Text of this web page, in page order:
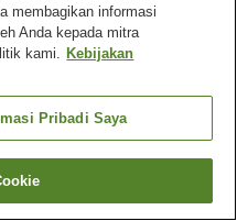
Restoran
Laundry berbayar
Goshogawara
membagikan informasi
Anda kepada mitra
kami. Kebijakan
Pribadi Saya